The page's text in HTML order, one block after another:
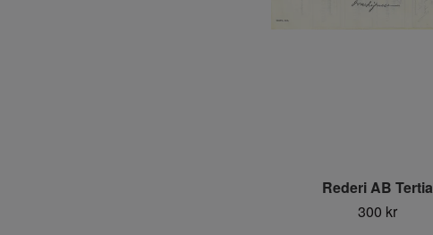
Rederi AB Tertia
300 kr